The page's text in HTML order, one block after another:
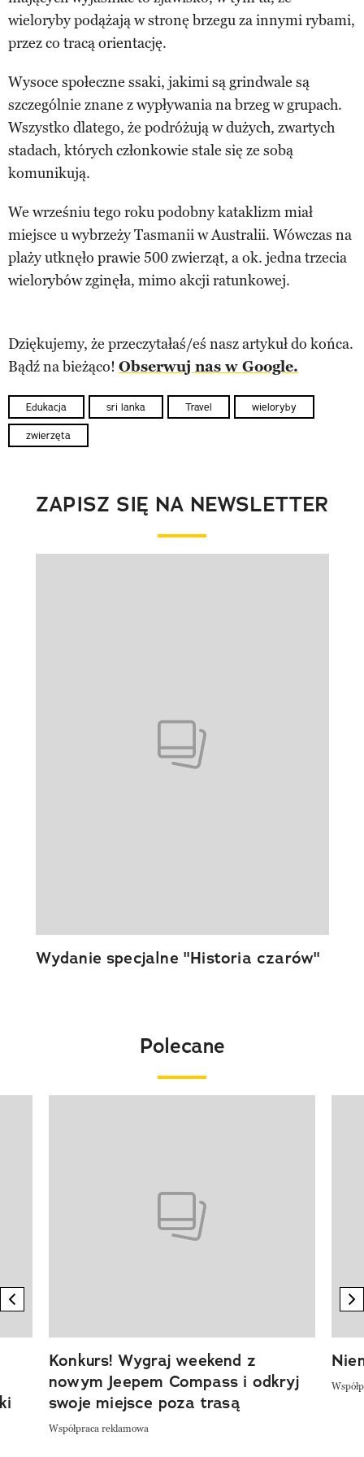
wieloryby podążają w stronę brzegu za innymi rybami,
przez co tracą orientację.
Wysoce społeczne ssaki, jakimi są grindwale są
szczególnie znane z wypływania na brzeg w grupach.
Wszystko dlatego, że podróżują w dużych, zwartych
stadach, których członkowie stale się ze sobą
komunikują.
We wrześniu tego roku podobny kataklizm miał
miejsce u wybrzeży Tasmanii w Australii. Wówczas na
plaży utknęło prawie 500 zwierząt, a ok. jedna trzecia
wielorybów zginęła, mimo akcji ratunkowej.
Dziękujemy, że przeczytałaś/eś nasz artykuł do końca.
Bądź na bieżąco! Obserwuj nas w Google.
Edukacja sri lanka Travel wieloryby
zwierzęta
ZAPISZ SIĘ NA NEWSLETTER
Wydanie specjalne "Historia czarów"
Polecane
previous element
Konkurs! Wygraj weekend z
nowym Jeepem Compass i odkryj
swoje miejsce poza trasą
Współpraca reklamowa